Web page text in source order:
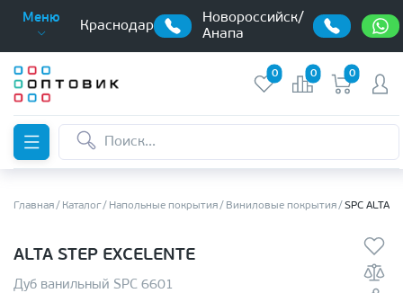
Меню
Краснодар
Новороссийск/
Анапа
0 0 0
Главная Каталог Напольные покрытия Виниловые покрытия SPC ALTA
ALTA STEP EXCELENTE
Дуб ванильный SPC 6601